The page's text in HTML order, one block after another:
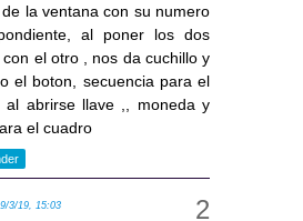
la ventana con su numero
al poner los dos
con el otro , nos da cuchillo y
el boton, secuencia para el
al abrirse llave ,, moneda y
el cuadro
9/3/19, 15:03